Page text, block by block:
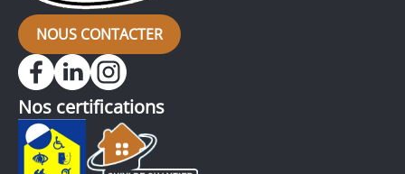
NOUS CONTACTER
Nos certifications